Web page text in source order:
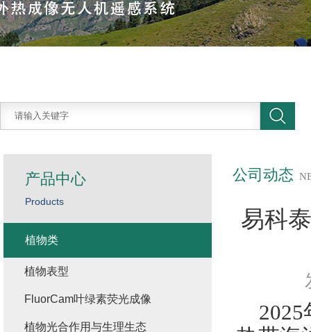
公司动态
易科
2025
产品中心
Products
植物类
植物表型
FluorCam叶绿素荧光成像
植物光合作用与生理生态